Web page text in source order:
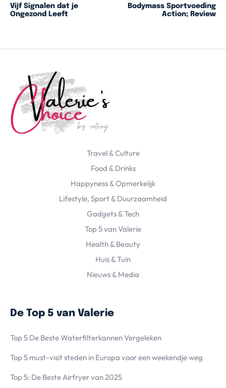
Vijf Signalen dat je
Ongezond Leeft
Bodymass Sportvoeding
Action; Review
Travel & Culture
Food & Drinks
Happyness & Opmerkelijk
Lifestyle, Sport & Duurzaamheid
Gadgets & Tech
Top 5 van Valerie
Health & Beauty
Huis & Tuin
Nieuws & Media
De Top 5 van Valerie
Top 5 De Beste Waterfilterkannen Vergeleken
Top 5 must-visit steden in Europa voor een weekendje weg
Top 5: De Beste Airfryer van 2025